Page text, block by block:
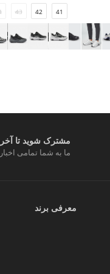
41
42
43
مشترک شوید تا
ما به شما تمامی
معرفی برند